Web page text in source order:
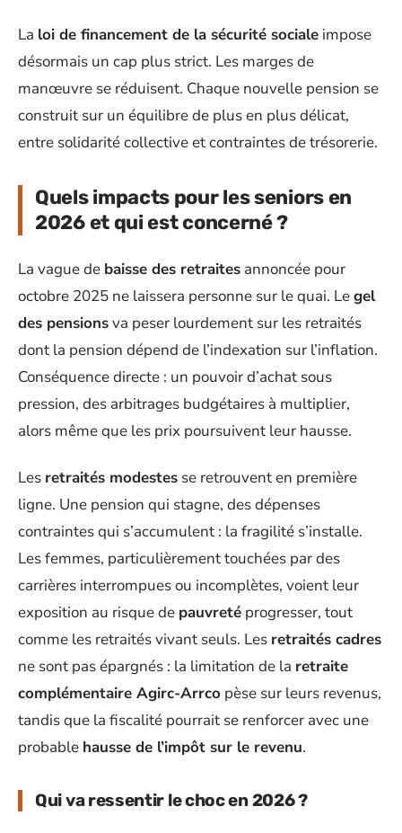
La loi de financement de la sécurité sociale impose
désormais un cap plus strict. Les marges de
manœuvre se réduisent. Chaque nouvelle pension se
construit sur un équilibre de plus en plus délicat,
entre solidarité collective et contraintes de trésorerie.
Quels impacts pour les seniors en
2026 et qui est concerné ?
La vague de baisse des retraites annoncée pour
octobre 2025 ne laissera personne sur le quai. Legel
des pensionsva peser lourdement sur les retraités
dont la pension dépend de l’indexation sur l’inflation.
Conséquence directe : un pouvoir d’achat sous
pression, des arbitrages budgétaires à multiplier,
alors même que les prix poursuivent leur hausse.
Les retraités modestes se retrouvent en première
ligne. Une pension qui stagne, des dépenses
contraintes qui s’accumulent : la fragilité s’installe.
Les femmes, particulièrement touchées par des
carrières interrompues ou incomplètes, voient leur
exposition au risque de pauvreté progresser, tout
comme les retraités vivant seuls. Les retraités cadres
ne sont pas épargnés : la limitation de la retraite
complémentaire Agirc-Arrco pèse sur leurs revenus,
tandis que la fiscalité pourrait se renforcer avec une
probable hausse de l’impôt sur le revenu.
Qui va ressentir le choc en 2026 ?